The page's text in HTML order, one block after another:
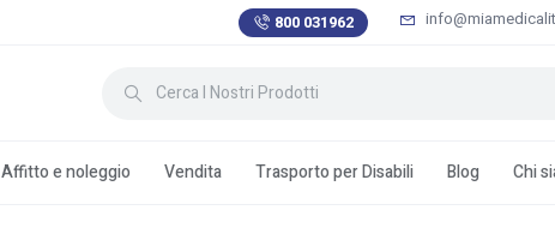
800 031962
Affitto e noleggio Vendita Trasporto per Disabili Blog Chi